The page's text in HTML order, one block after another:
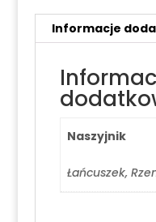
Informacje
Naszyjnik
Łańcuszek,